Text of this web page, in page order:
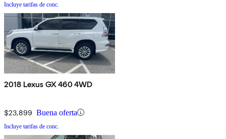
Incluye tarifas de conc.
2018 Lexus GX 460 4WD
$23,899 Buena oferta
Incluye tarifas de conc.